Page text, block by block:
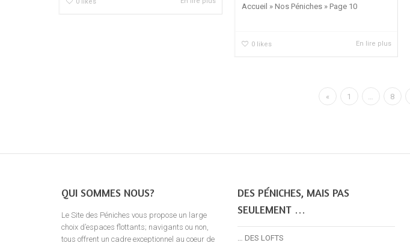
Accueil » Nos Péniches » Page 10
0 likes En lire plus
« 1 … 8
QUI SOMMES NOUS?
Le Site des Péniches vous propose un large
choix d’espaces flottants; navigants ou non,
tous offrent un cadre exceptionnel au coeur de
DES PÉNICHES, MAIS PAS
SEULEMENT …
… DES LOFTS